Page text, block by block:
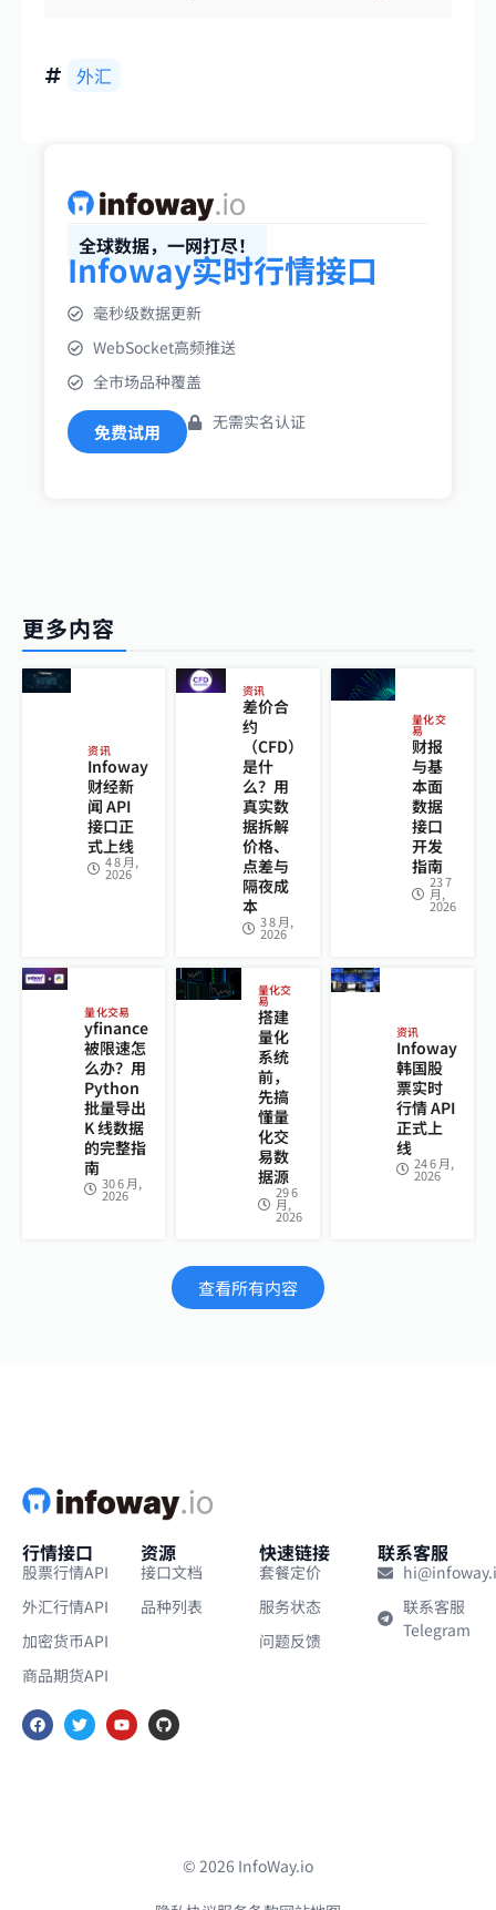
外汇
全球数据，一网打尽！
Infoway实时行情接口
毫秒级数据更新
WebSocket高频推送
全市场品种覆盖
免费试用 无需实名认证
更多内容
资讯
Infoway
财经新
闻 API
接口正
式上线
4 8 月,
2026
资讯
差价合
约
（CFD）
是什
么？用
真实数
据拆解
价格、
点差与
隔夜成
本
3 8 月,
2026
量化交
易
财报
与基
本面
数据
接口
开发
指南
23 7
月,
2026
量化交易
yfinance
被限速怎
么办？用
Python
批量导出
K 线数据
的完整指
南
30 6 月,
2026
量化交
易
搭建
量化
系统
前，
先搞
懂量
化交
易数
据源
29 6
月,
2026
资讯
Infoway
韩国股
票实时
行情 API
正式上
线
24 6 月,
2026
查看所有内容
行情接口
股票行情API
外汇行情API
加密货币API
商品期货API
资源
接口文档
品种列表
快速链接
套餐定价
服务状态
问题反馈
联系客服
联系客服
Telegram
© 2026 InfoWay.io